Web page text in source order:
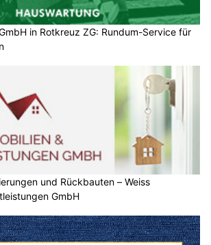
in Rotkreuz ZG: Rundum-Service für
und Rückbauten – Weiss
GmbH